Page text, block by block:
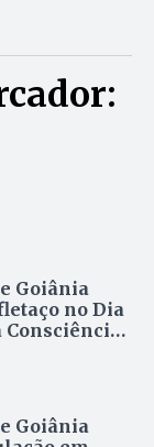
Goiânia
no Dia
Consciência
Goiânia